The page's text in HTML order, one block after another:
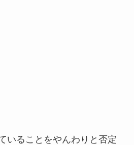
いることをやんわりと否定